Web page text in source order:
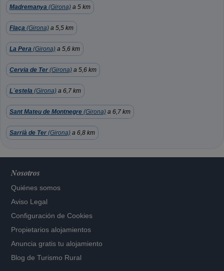
Madremanya (Girona) a 5 km
Flaça (Girona) a 5,5 km
La Pera (Girona) a 5,6 km
Cervia de Ter (Girona) a 5,6 km
L´estela (Girona) a 6,7 km
Sant Mateu de Montnegre (Girona) a 6,7 km
Sarrià de Ter (Girona) a 6,8 km
Nosotros
Quiénes somos
Aviso Legal
Configuración de Cookies
Propietarios alojamientos
Anuncia gratis tu alojamiento
Blog de Turismo Rural